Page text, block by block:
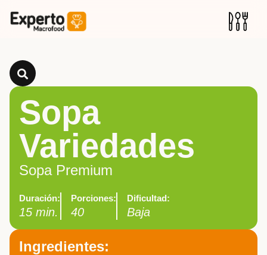
Sopa
Variedades
Sopa Premium
Duración:
15 min.
Porciones:
40
Dificultad:
Baja
Ingredientes: